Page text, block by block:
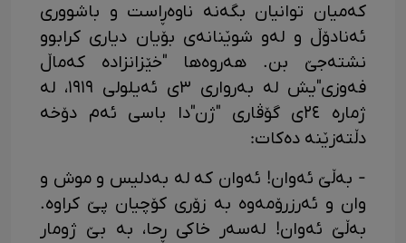
کەمیان توانیان بگەنە ناوەڕاست و باشووری
ئەنادۆڵ و لەو شوێنانەی بۆیان دیاری کرابوو
نشتەجێ بن. هەروەها "خێزانزادە کەماڵ
فەوزی"یش لە بەرواری ٣ی ئەیلولی ١٩١٩، لە
ژمارە ٢٤ی گۆڤاری "ژن"دا باسی ئەم دۆخە
دڵتەزێنە دەکات:
- بەڵێ ئەوان! ئەوان کە لە بەدلیس و موش و
وان و ئەرزرۆمەوە بە زۆری کۆچیان پێ کراوە.
بەڵێ ئەوان! لەسەر خاکی ڕحا، بە بێ ژومار